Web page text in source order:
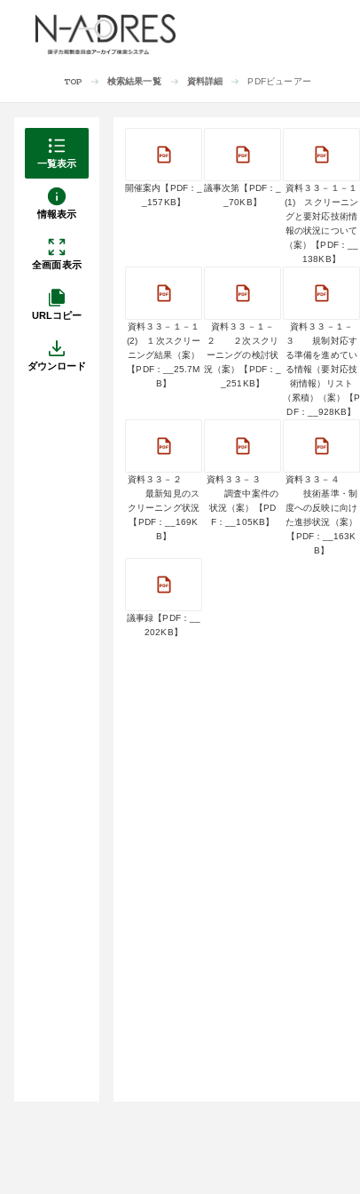
TOP 検索結果一覧 資料詳細 PDFビューアー
一覧表示
情報表示
全画面表示
URLコピー
ダウンロード
開催案内【PDF：_
_157KB】
議事次第【PDF：_
_70KB】
資料３３－１－１
(1) スクリーニン
グと要対応技術情
報の状況について
（案）【PDF：__
138KB】
資料３３－１－１
(2) １次スクリー
ニング結果（案）
【PDF：__25.7M
B】
資料３３－１－
２ ２次スクリ
ーニングの検討状
況（案）【PDF：_
_251KB】
資料３３－１－
３ 規制対応す
る準備を進めてい
る情報（要対応技
術情報）リスト
（累積）（案）【P
DF：__928KB】
資料３３－２
最新知見のス
クリーニング状況
【PDF：__169K
B】
資料３３－３
調査中案件の
状況（案）【PD
F：__105KB】
資料３３－４
技術基準・制
度への反映に向け
た進捗状況（案）
【PDF：__163K
B】
議事録【PDF：__
202KB】